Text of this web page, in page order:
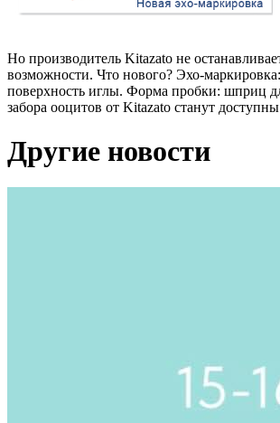
Но производитель Kitazato не
возможности. Что нового? Эхо-
поверхность иглы. Форма пробки: шприц
забора ооцитов от Kitazato станут
Другие новости